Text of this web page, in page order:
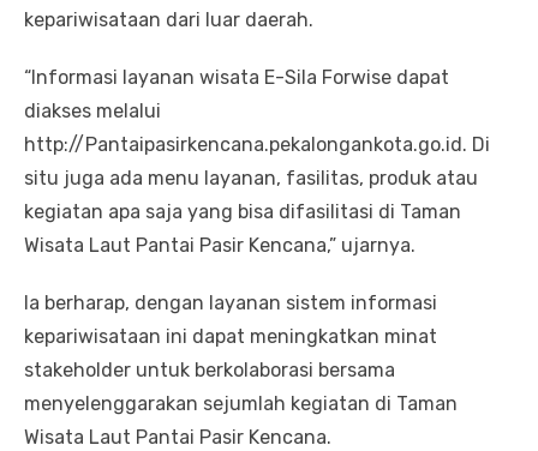
kepariwisataan dari luar daerah.
“Informasi layanan wisata E-Sila Forwise dapat
diakses melalui
http://Pantaipasirkencana.pekalongankota.go.id. Di
situ juga ada menu layanan, fasilitas, produk atau
kegiatan apa saja yang bisa difasilitasi di Taman
Wisata Laut Pantai Pasir Kencana,” ujarnya.
Ia berharap, dengan layanan sistem informasi
kepariwisataan ini dapat meningkatkan minat
stakeholder untuk berkolaborasi bersama
menyelenggarakan sejumlah kegiatan di Taman
Wisata Laut Pantai Pasir Kencana.